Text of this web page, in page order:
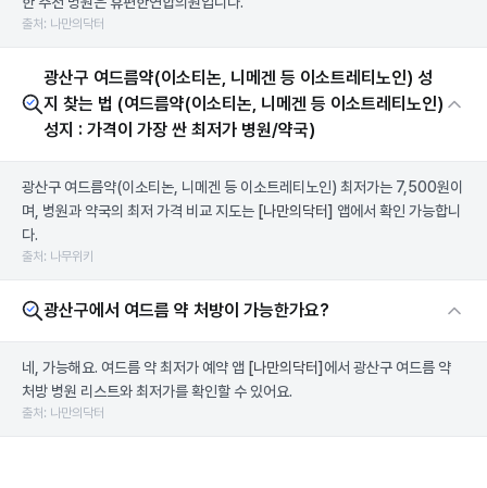
출처: 나만의닥터
광산구 여드름약(이소티논, 니메겐 등 이소트레티노인) 성
지 찾는 법 (여드름약(이소티논, 니메겐 등 이소트레티노인)
성지 : 가격이 가장 싼 최저가 병원/약국)
광산구 여드름약(이소티논, 니메겐 등 이소트레티노인) 최저가는 7,500원이
며, 병원과 약국의 최저 가격 비교 지도는 [나만의닥터] 앱에서 확인 가능합니
다.
출처: 나무위키
광산구에서 여드름 약 처방이 가능한가요?
네, 가능해요. 여드름 약 최저가 예약 앱 [나만의닥터] 에서 광산구 여드름 약
처방 병원 리스트와 최저가를 확인할 수 있어요.
출처: 나만의닥터